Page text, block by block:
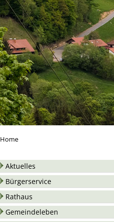
Home
Aktuelles
Bürgerservice
Rathaus
Gemeindeleben